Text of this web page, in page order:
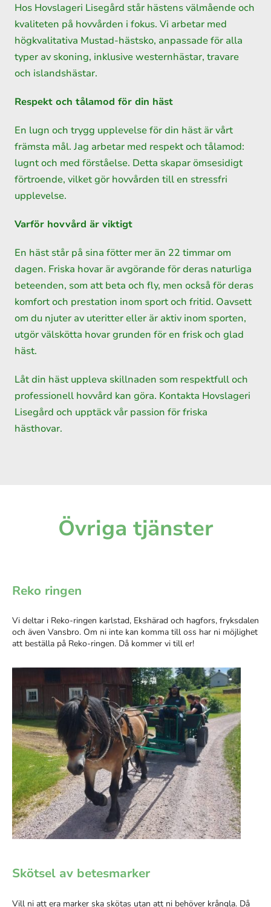
Hos Hovslageri Lisegård står hästens välmående och
kvaliteten på hovvården i fokus. Vi arbetar med
högkvalitativa Mustad-hästsko, anpassade för alla
typer av skoning, inklusive westernhästar, travare
och islandshästar.
Respekt och tålamod för din häst
En lugn och trygg upplevelse för din häst är vårt
främsta mål. Jag arbetar med respekt och tålamod:
lugnt och med förståelse. Detta skapar ömsesidigt
förtroende, vilket gör hovvården till en stressfri
upplevelse.
Varför hovvård är viktigt
En häst står på sina fötter mer än 22 timmar om
dagen. Friska hovar är avgörande för deras naturliga
beteenden, som att beta och fly, men också för deras
komfort och prestation inom sport och fritid. Oavsett
om du njuter av uteritter eller är aktiv inom sporten,
utgör välskötta hovar grunden för en frisk och glad
häst.
Låt din häst uppleva skillnaden som respektfull och
professionell hovvård kan göra. Kontakta Hovslageri
Lisegård och upptäck vår passion för friska
hästhovar.
Övriga tjänster
Reko ringen
Vi deltar i Reko-ringen karlstad, Ekshärad och hagfors, fryksdalen
och även Vansbro. Om ni inte kan komma till oss har ni möjlighet
att beställa på Reko-ringen. Då kommer vi till er!
Skötsel av betesmarker
Vill ni att era marker ska skötas utan att ni behöver krångla. Då